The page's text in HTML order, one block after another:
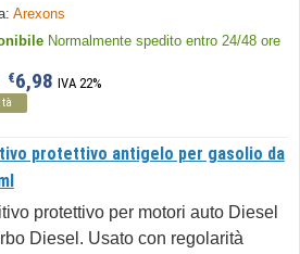
Arexons
Normalmente spedito entro 24/48 ore
€6,98 IVA 22%
protettivo antigelo per gasolio da
protettivo per motori auto Diesel
Diesel. Usato con regolarità